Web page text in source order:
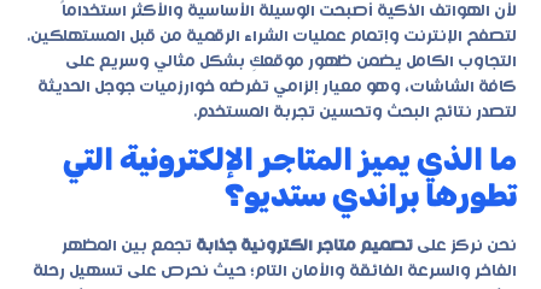
لأن الهواتف الذكية أصبحت الوسيلة الأساسية والأكثر استخداماً
لتصفح الإنترنت وإتمام عمليات الشراء الرقمية من قبل المستهلكين.
التجاوب الكامل يضمن ظهور موقعكِ بشكل مثالي وسريع على
كافة الشاشات، وهو معيار إلزامي تفرضه خوارزميات جوجل الحديثة
لتصدر نتائج البحث وتحسين تجربة المستخدم.
ما الذي يميز المتاجر الإلكترونية التي
تطورها براندي ستديو؟
نحن نركز على تصميم متاجر الكترونية جذابة تجمع بين المظهر
الفاخر والسرعة الفائقة والأمان التام؛ حيث نحرص على تسهيل رحلة